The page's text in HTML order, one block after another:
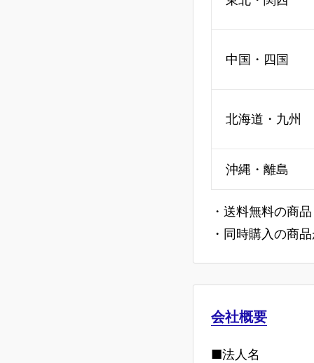
中国・四国
北海道・九州
沖縄・離島
・送料無料の商
・同時購入の商
会社概要
■法人名